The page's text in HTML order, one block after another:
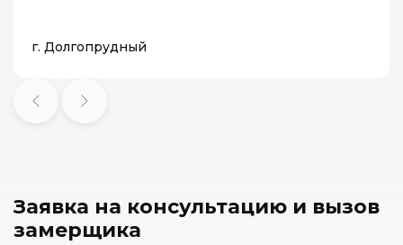
г. Долгопрудный
Заявка на консультацию и вызов
замерщика